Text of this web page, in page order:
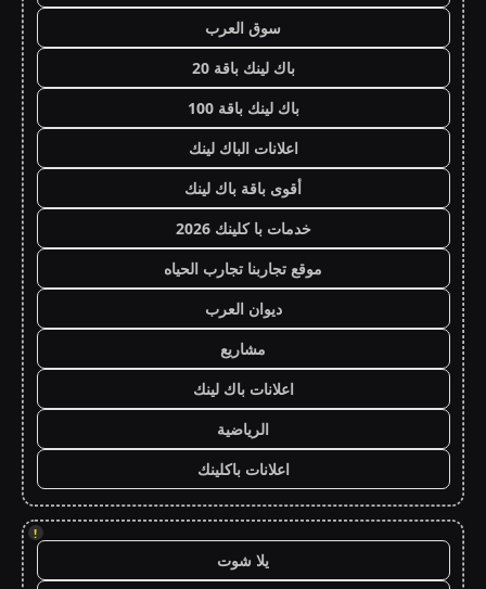
سوق العرب
باك لينك باقة 20
باك لينك باقة 100
اعلانات الباك لينك
أقوى باقة باك لينك
خدمات با كلينك 2026
موقع تجاربنا تجارب الحياه
ديوان العرب
مشاريع
اعلانات باك لينك
الرياضية
اعلانات باكلينك
!
يلا شوت